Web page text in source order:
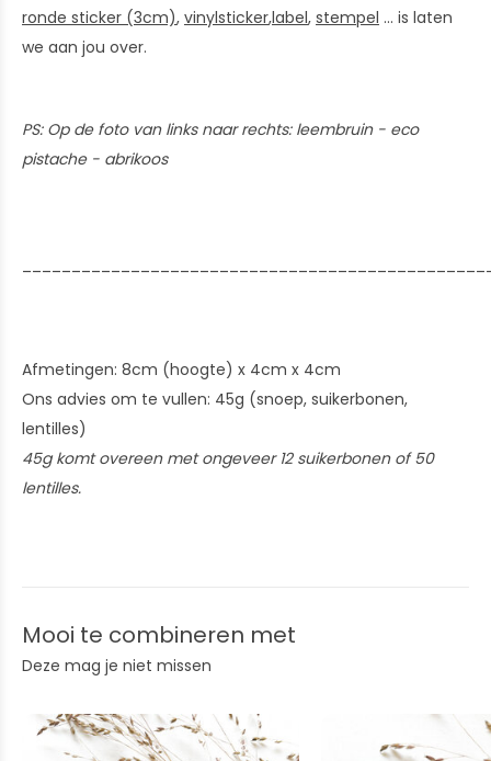
ronde sticker (3cm), vinylsticker,label, stempel ... is laten
we aan jou over.
PS: Op de foto van links naar rechts: leembruin - eco
pistache - abrikoos
Afmetingen: 8cm (hoogte) x 4cm x 4cm
Ons advies om te vullen: 45g (snoep, suikerbonen,
lentilles)
45g komt overeen met ongeveer 12 suikerbonen of 50
lentilles.
Mooi te combineren met
Deze mag je niet missen